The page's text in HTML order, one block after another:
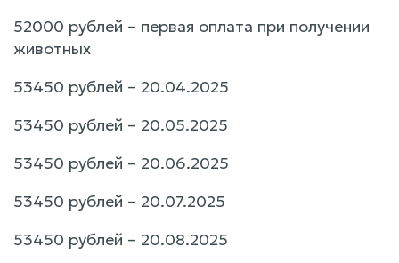
52000 рублей – первая оплата при получении
животных
53450 рублей – 20.04.2025
53450 рублей – 20.05.2025
53450 рублей – 20.06.2025
53450 рублей – 20.07.2025
53450 рублей – 20.08.2025